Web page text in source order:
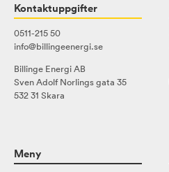
Kontaktuppgifter
0511-215 50
info@billingeenergi.se
Billinge Energi AB
Sven Adolf Norlings gata 35
532 31 Skara
Meny